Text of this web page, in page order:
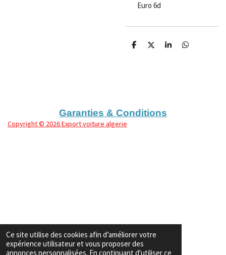
Ce site utilise des cookies afin d’améliorer votre
expérience utilisateur et vous proposer des
annonces personnalisées. En continuant d'utiliser ce
Euro 6d
P
P
P
P
Garanties & Conditions
Copyright© 2026 Export voiture algerie